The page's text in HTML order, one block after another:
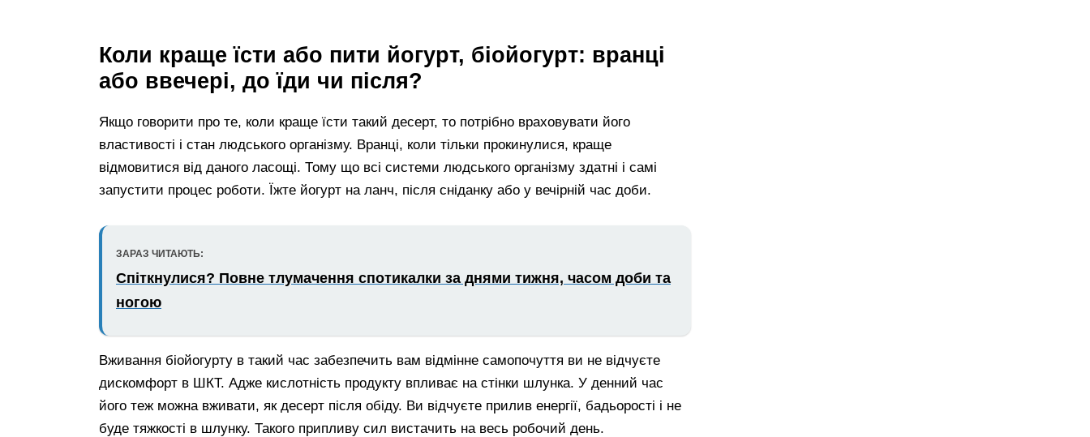
Коли краще їсти або пити йогурт, біойогурт: вранці
або ввечері, до їди чи після?
Якщо говорити про те, коли краще їсти такий десерт, то потрібно враховувати його
властивості і стан людського організму. Вранці, коли тільки прокинулися, краще
відмовитися від даного ласощі. Тому що всі системи людського організму здатні і самі
запустити процес роботи. Їжте йогурт на ланч, після сніданку або у вечірній час доби.
ЗАРАЗ ЧИТАЮТЬ:
Спіткнулися? Повне тлумачення спотикалки за днями тижня, часом доби та
ногою
Вживання біойогурту в такий час забезпечить вам відмінне самопочуття ви не відчуєте
дискомфорт в ШКТ. Адже кислотність продукту впливає на стінки шлунка. У денний час
його теж можна вживати, як десерт після обіду. Ви відчуєте прилив енергії, бадьорості і не
буде тяжкості в шлунку. Такого припливу сил вистачить на весь робочий день.